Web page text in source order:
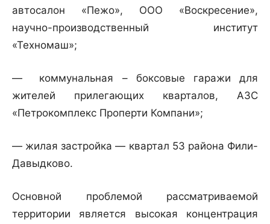
автосалон «Пежо», ООО «Воскресение»,
научно-производственный институт
«Техномаш»;
— коммунальная – боксовые гаражи для
жителей прилегающих кварталов, АЗС
«Петрокомплекс Проперти Компани»;
— жилая застройка — квартал 53 района Фили-
Давыдково.
Основной проблемой рассматриваемой
территории является высокая концентрация